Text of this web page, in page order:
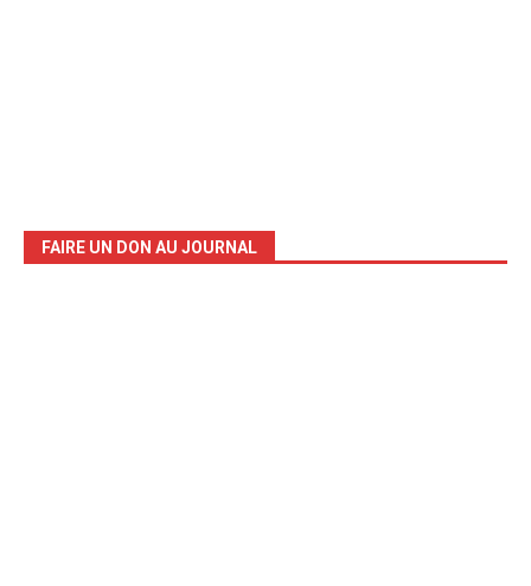
FAIRE UN DON AU JOURNAL